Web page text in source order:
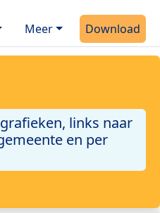
Meer Download
links naar
en per